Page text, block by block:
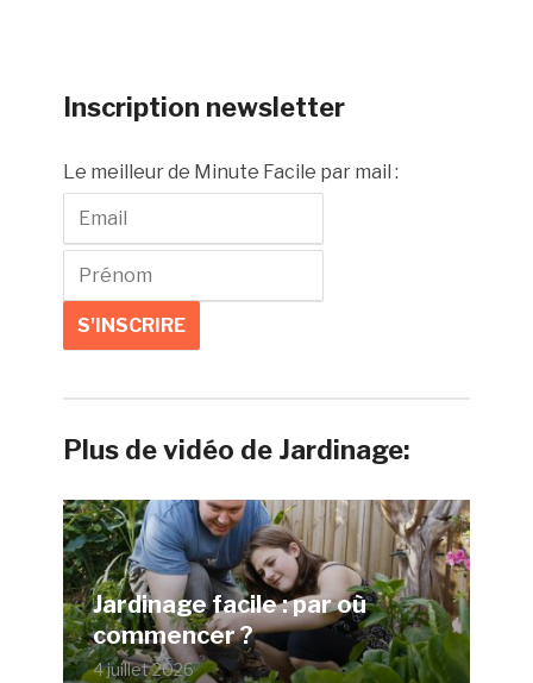
Inscription newsletter
Le meilleur de Minute Facile par mail :
Plus de vidéo de Jardinage:
Jardinage facile : par où
commencer ?
4 juillet 2026